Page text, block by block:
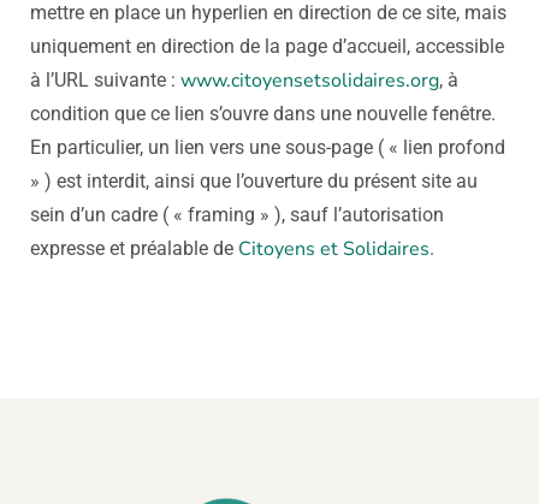
mettre en place un hyperlien en direction de ce site, mais
uniquement en direction de la page d’accueil, accessible
à l’URL suivante : www.citoyensetsolidaires.org, à
condition que ce lien s’ouvre dans une nouvelle fenêtre.
En particulier, un lien vers une sous-page ( « lien profond
» ) est interdit, ainsi que l’ouverture du présent site au
sein d’un cadre ( « framing » ), sauf l’autorisation
expresse et préalable de Citoyens et Solidaires.